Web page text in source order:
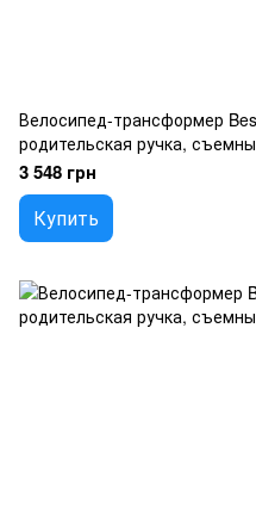
Велосипед-трансформер
родительская ручка,
3 548 грн
Купить